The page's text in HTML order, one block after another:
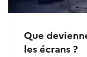
Que
les écrans ?